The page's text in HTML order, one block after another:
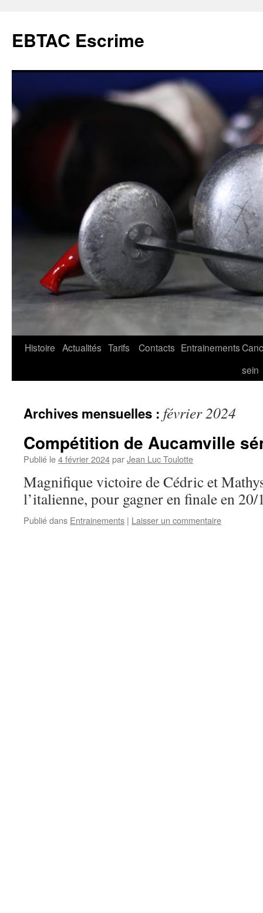
contenu
EBTAC Escrime
Histoire Actualités Tarifs Contacts Entrainements
sein
Archives mensuelles : février 2024
Compétition de Aucamville
Publié le4 février 2024parJean Luc Toulotte
Magnifique victoire de Cédric et
l’italienne, pour gagner en finale en 20/
Publié dans Entrainements | Laisser un commentaire